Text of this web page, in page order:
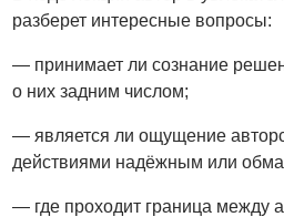
разберет интересные вопросы:
— принимает ли сознание
о них задним числом;
— является ли ощущение
действиями надёжным или
— где проходит граница между